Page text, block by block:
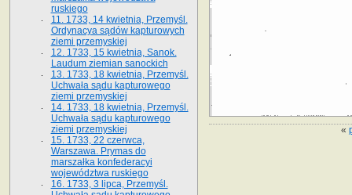
«
ruskiego
11. 1733, 14 kwietnia, Przemyśl.
Ordynacya sądów kapturowych
ziemi przemyskiej
12. 1733, 15 kwietnia, Sanok.
Laudum ziemian sanockich
13. 1733, 18 kwietnia, Przemyśl.
Uchwała sądu kapturowego
ziemi przemyskiej
14. 1733, 18 kwietnia, Przemyśl.
Uchwała sądu kapturowego
ziemi przemyskiej
15. 1733, 22 czerwca,
Warszawa. Prymas do
marszałka konfederacyi
województwa ruskiego
16. 1733, 3 lipca, Przemyśl.